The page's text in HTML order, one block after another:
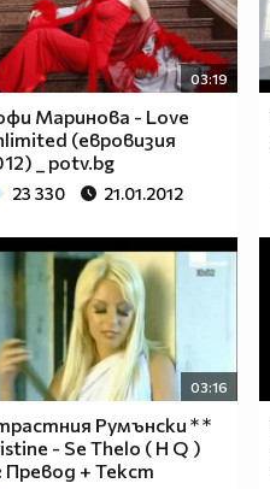
03:19
Маринова - Love
(евровизия
_ potv.bg
23 330 21.01.2012
03:16
Румънски * *
- Se Thelo ( H Q )
Превод + Текст